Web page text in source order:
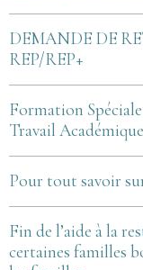
DEMANDE DE
REP/REP+
Formation
Travail
Pour tout savoir
Fin de l’aide à la
certaines familles